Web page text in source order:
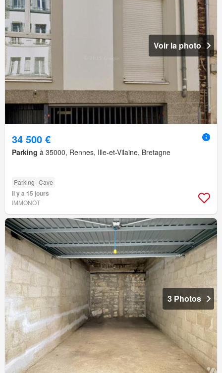
Voir la photo
34 500 €
Parking à 35000, Rennes, Ille-et-Vilaine, Bretagne
Parking Cave
Il y a 15 jours
IMMONOT
3 Photos